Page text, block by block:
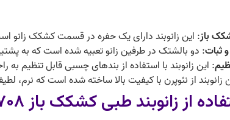
باز: این زانوبند دارای یک حفره در قسمت کشکک زانو
ثبات: دو بالشتک در طرفین زانو تعبیه شده است که به
: این زانوبند با استفاده از بندهای چسبی قابل تنظیم
زانوبند از نئوپرن با کیفیت بالا ساخته شده است که نرم،
از زانوبند طبی کشکک باز ۷۰۸